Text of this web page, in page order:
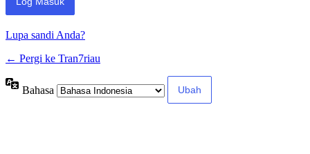
Lupa sandi Anda?
← Pergi ke Tran7riau
Bahasa